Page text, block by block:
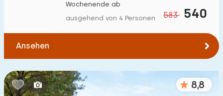
583 540
Wochenende ab
ausgehend von 4 Personen
Ansehen
8,8